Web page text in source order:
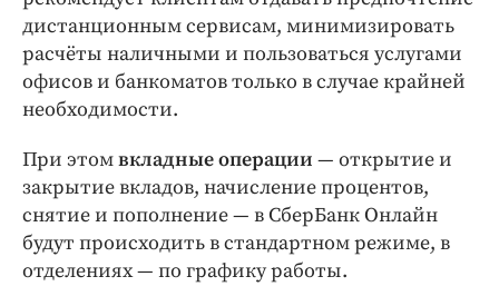
дистанционным сервисам, минимизировать
расчёты наличными и пользоваться услугами
офисов и банкоматов только в случае крайней
необходимости.
При этомвкладные операции — открытие и
закрытие вкладов, начисление процентов,
снятие и пополнение — в СберБанк Онлайн
будут происходить в стандартном режиме, в
отделениях — по графику работы.